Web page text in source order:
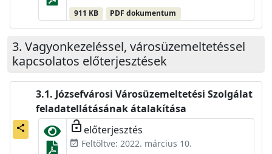
911 KB PDF dokumentum
Vagyonkezeléssel, városüzemeltetéssel
kapcsolatos előterjesztések
share
Józsefvárosi Városüzemeltetési Szolgálat
feladatellátásának átalakítása
lock_open előterjesztés
event_available Feltöltve: 2022. március 10.